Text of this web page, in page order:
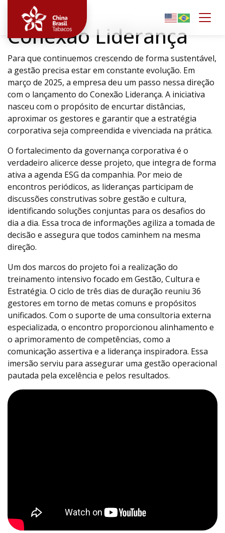
Conexão Liderança
Para que continuemos crescendo de forma sustentável,
a gestão precisa estar em constante evolução. Em
março de 2025, a empresa deu um passo nessa direção
com o lançamento do Conexão Liderança. A iniciativa
nasceu com o propósito de encurtar distâncias,
aproximar os gestores e garantir que a estratégia
corporativa seja compreendida e vivenciada na prática.
O fortalecimento da governança corporativa é o
verdadeiro alicerce desse projeto, que integra de forma
ativa a agenda ESG da companhia. Por meio de
encontros periódicos, as lideranças participam de
discussões construtivas sobre gestão e cultura,
identificando soluções conjuntas para os desafios do
dia a dia. Essa troca de informações agiliza a tomada de
decisão e assegura que todos caminhem na mesma
direção.
Um dos marcos do projeto foi a realização do
treinamento intensivo focado em Gestão, Cultura e
Estratégia. O ciclo de três dias de duração reuniu 36
gestores em torno de metas comuns e propósitos
unificados. Com o suporte de uma consultoria externa
especializada, o encontro proporcionou alinhamento e
o aprimoramento de competências, como a
comunicação assertiva e a liderança inspiradora. Essa
imersão serviu para assegurar uma gestão operacional
pautada pela excelência e pelos resultados.